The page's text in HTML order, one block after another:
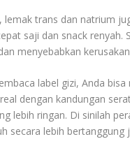
lemak trans dan natrium
saji dan snack
menyebabkan
label gizi, Anda
dengan kandungan
lebih ringan. Di sinilah
secara lebih bertanggung